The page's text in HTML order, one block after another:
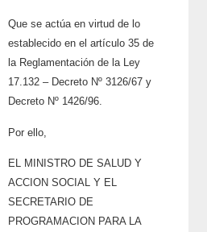
Que se actúa en virtud de lo
establecido en el artículo 35 de
la Reglamentación de la Ley
17.132 – Decreto Nº 3126/67 y
Decreto Nº 1426/96.
Por ello,
EL MINISTRO DE SALUD Y
ACCION SOCIAL Y EL
SECRETARIO DE
PROGRAMACION PARA LA